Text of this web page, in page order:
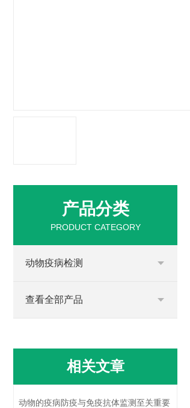
产品分类
PRODUCT CATEGORY
动物疫病检测
查看全部产品
相关文章
动物的疫病防疫与免疫抗体监测至关重要